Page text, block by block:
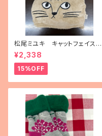
松尾ミユキ キャットフェイスブ
ランケット
¥2,338
15%OFF